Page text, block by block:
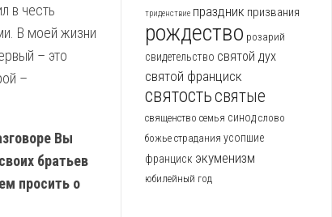
в честь
В моей жизни
– это
–
Вы
братьев
просить о
триденствие праздник призвания
рождество розарий
свидетельство святой дух
святой франциск
святостьсвятые
священство семья синод слово
божье страдания усопшие
франциск экуменизм
юбилейный год